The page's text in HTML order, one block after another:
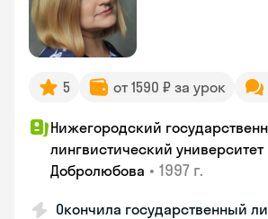
5 от 1590 ₽ за урок
Нижегородский
лингвистический
Добролюбова • 1997 г.
Окончила государственный